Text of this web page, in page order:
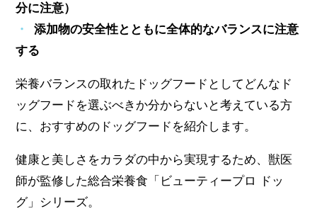
分に注意）
添加物の安全性とともに全体的なバランスに注意
する
栄養バランスの取れたドッグフードとしてどんなド
ッグフードを選ぶべきか分からないと考えている方
に、おすすめのドッグフードを紹介します。
健康と美しさをカラダの中から実現するため、獣医
師が監修した総合栄養食「ビューティープロ ドッ
グ」シリーズ。